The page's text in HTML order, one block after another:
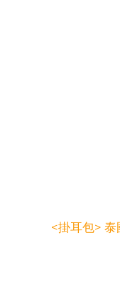
<掛耳包>